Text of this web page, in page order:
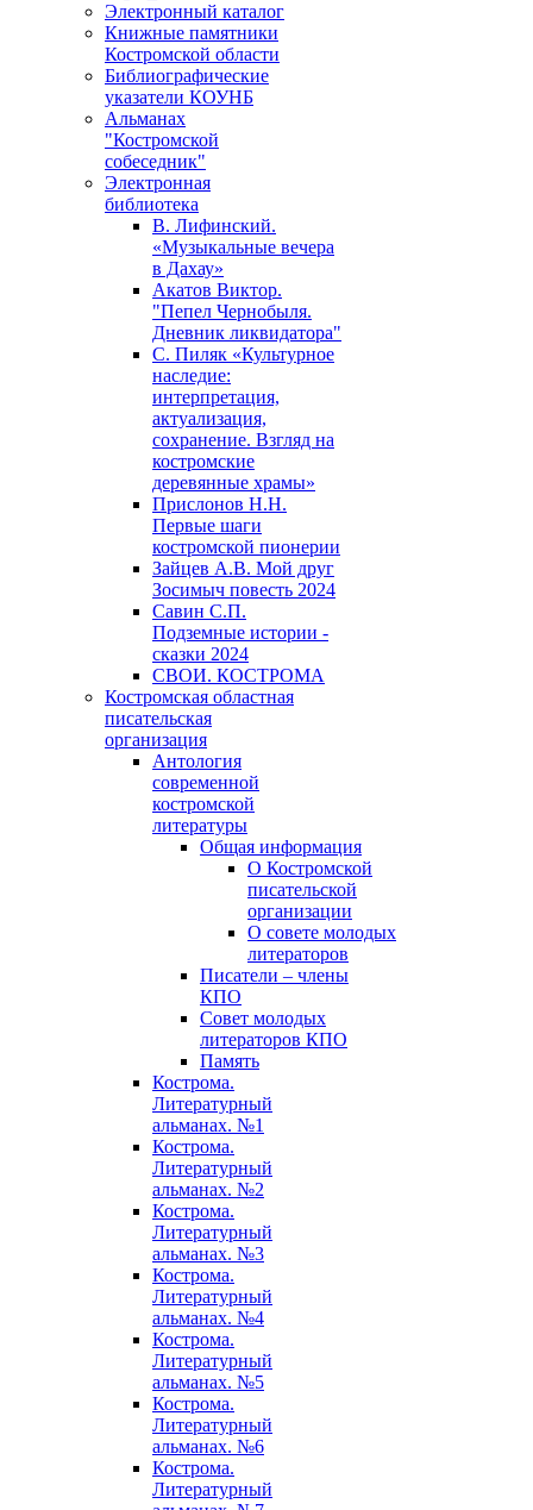
Электронный каталог
Книжные памятники
Костромской области
Библиографические
указатели КОУНБ
Альманах
"Костромской
собеседник"
Электронная
библиотека
В. Лифинский.
«Музыкальные вечера
в Дахау»
Акатов Виктор.
"Пепел Чернобыля.
Дневник ликвидатора"
С. Пиляк «Культурное
наследие:
интерпретация,
актуализация,
сохранение. Взгляд на
костромские
деревянные храмы»
Прислонов Н.Н.
Первые шаги
костромской пионерии
Зайцев А.В. Мой друг
Зосимыч повесть 2024
Савин С.П.
Подземные истории -
сказки 2024
СВОИ. КОСТРОМА
Костромская областная
писательская
организация
Антология
современной
костромской
литературы
Общая информация
О Костромской
писательской
организации
О совете молодых
литераторов
Писатели – члены
КПО
Совет молодых
литераторов КПО
Память
Кострома.
Литературный
альманах. №1
Кострома.
Литературный
альманах. №2
Кострома.
Литературный
альманах. №3
Кострома.
Литературный
альманах. №4
Кострома.
Литературный
альманах. №5
Кострома.
Литературный
альманах. №6
Кострома.
Литературный